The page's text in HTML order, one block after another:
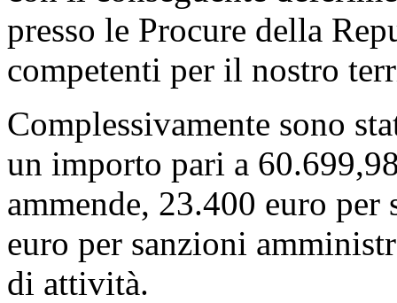
presso le Procure della
competenti per il nostro
Complessivamente sono
un importo pari a
ammende, 23.400 euro
euro per sanzioni
di attività.